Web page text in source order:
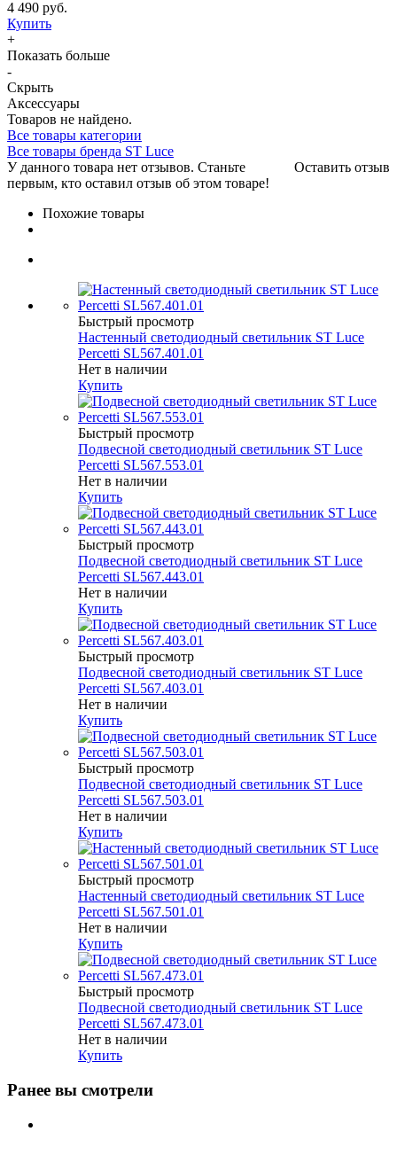
4 490 руб.
Купить
+
Показать больше
-
Скрыть
Аксессуары
Товаров не найдено.
Все товары категории
Все товары бренда ST Luce
Оставить отзыв
У данного товара нет отзывов. Станьте
первым, кто оставил отзыв об этом товаре!
Похожие товары
Быстрый просмотр
Настенный светодиодный светильник ST Luce
Percetti SL567.401.01
Нет в наличии
Купить
Быстрый просмотр
Подвесной светодиодный светильник ST Luce
Percetti SL567.553.01
Нет в наличии
Купить
Быстрый просмотр
Подвесной светодиодный светильник ST Luce
Percetti SL567.443.01
Нет в наличии
Купить
Быстрый просмотр
Подвесной светодиодный светильник ST Luce
Percetti SL567.403.01
Нет в наличии
Купить
Быстрый просмотр
Подвесной светодиодный светильник ST Luce
Percetti SL567.503.01
Нет в наличии
Купить
Быстрый просмотр
Настенный светодиодный светильник ST Luce
Percetti SL567.501.01
Нет в наличии
Купить
Быстрый просмотр
Подвесной светодиодный светильник ST Luce
Percetti SL567.473.01
Нет в наличии
Купить
Ранее вы смотрели